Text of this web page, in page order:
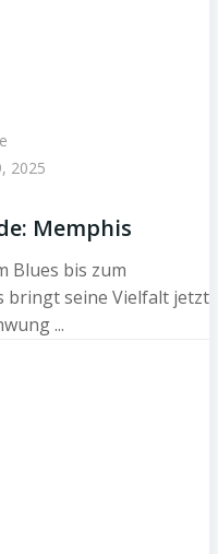
2025
Memphis
Blues bis zum
bringt seine Vielfalt jetzt
...